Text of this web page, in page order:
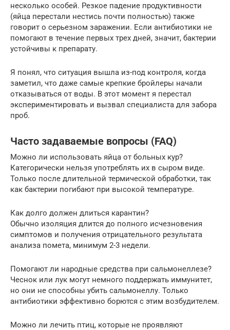
несколько особей. Резкое падение продуктивности
(яйца перестали нестись почти полностью) также
говорит о серьезном заражении. Если антибиотики не
помогают в течение первых трех дней, значит, бактерии
устойчивы к препарату.
Я понял, что ситуация вышла из-под контроля, когда
заметил, что даже самые крепкие бройлеры начали
отказываться от воды. В этот момент я перестал
экспериментировать и вызвал специалиста для забора
проб.
Часто задаваемые вопросы (FAQ)
Можно ли использовать яйца от больных кур?
Категорически нельзя употреблять их в сыром виде.
Только после длительной термической обработки, так
как бактерии погибают при высокой температуре.
Как долго должен длиться карантин?
Обычно изоляция длится до полного исчезновения
симптомов и получения отрицательного результата
анализа помета, минимум 2-3 недели.
Помогают ли народные средства при сальмонеллезе?
Чеснок или лук могут немного поддержать иммунитет,
но они не способны убить сальмонеллу. Только
антибиотики эффективно борются с этим возбудителем.
Можно ли лечить птиц, которые не проявляют